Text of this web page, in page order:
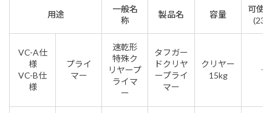
用途
一般名
称
製品名 容量
可使
VC-A仕
様
VC-B仕
様
プライ
マー
速乾形
特殊ク
リヤープ
ライマ
ー
タフガー
ドクリヤ
ープライ
マー
クリヤー
15kg
―